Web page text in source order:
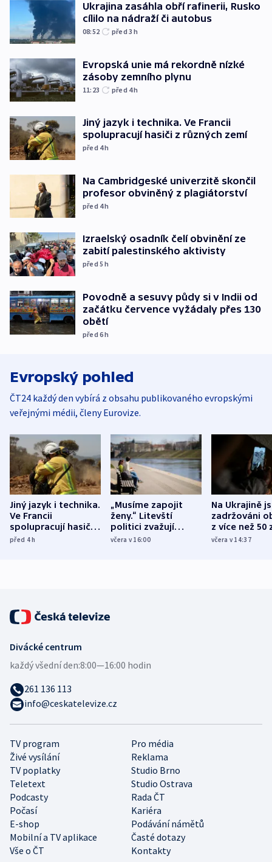
Ukrajina zasáhla obří rafinerii, Rusko
cílilo na nádraží či autobus
08:52 před 3h
Evropská unie má rekordně nízké
zásoby zemního plynu
11:23 před 4h
Jiný jazyk i technika. Ve Francii
spolupracují hasiči z různých zemí
před 4h
Na Cambridgeské univerzitě skončil
profesor obviněný z plagiátorství
před 4h
Izraelský osadník čelí obvinění ze
zabití palestinského aktivisty
před 5h
Povodně a sesuvy půdy si v Indii od
začátku července vyžádaly přes 130
obětí
před 6h
Evropský pohled
ČT24 každý den vybírá z obsahu publikovaného evropskými
veřejnými médii, členy Eurovize.
Jiný jazyk i technika.
Ve Francii
spolupracují hasiči z
různých zemí
před 4h
„Musíme zapojit
ženy.“ Litevští
politici zvažují
dohodu o
včera v 16:00
Na Ukrajině
zadržováni
z více než 50
Bojovali na
včera v 14:37
TV program
Pro média
Živé vysílání
Reklama
TV poplatky
Studio Brno
Teletext
Studio Ostrava
Podcasty
Rada ČT
Počasí
Kariéra
E-shop
Podávání námětů
Mobilní a TV aplikace
Časté dotazy
Vše o ČT
Kontakty
Divácké centrum
každý všední den:8:00—16:00 hodin
261 136 113
info@ceskatelevize.cz